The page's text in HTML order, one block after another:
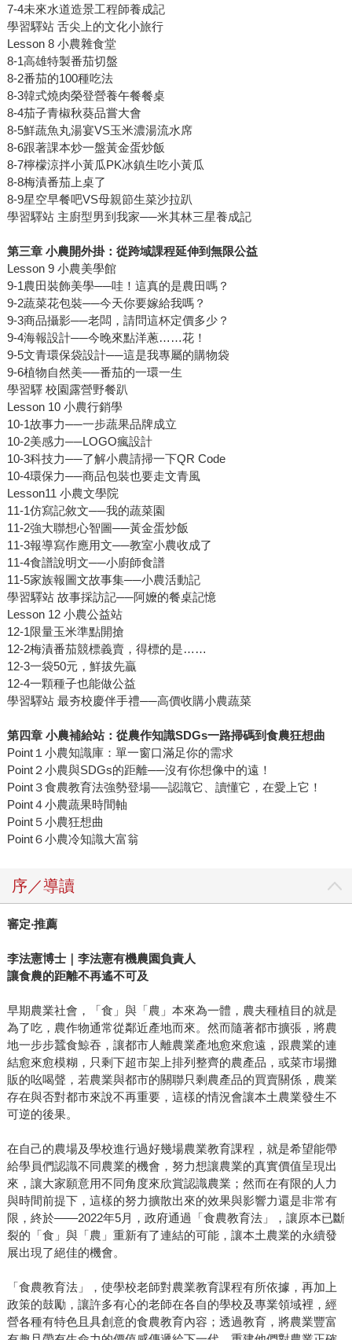
7-4未來水道造景工程師養成記
學習驛站 舌尖上的文化小旅行
Lesson 8 小農雜食堂
8-1高雄特製番茄切盤
8-2番茄的100種吃法
8-3韓式燒肉榮登營養午餐餐桌
8-4茄子青椒秋葵品嘗大會
8-5鮮蔬魚丸湯宴VS玉米濃湯流水席
8-6跟著課本炒一盤黃金蛋炒飯
8-7檸檬涼拌小黃瓜PK冰鎮生吃小黃瓜
8-8梅漬番茄上桌了
8-9星空早餐吧VS母親節生菜沙拉趴
學習驛站 主廚型男到我家──米其林三星養成記
第三章 小農開外掛：從跨域課程延伸到無限公益
Lesson 9 小農美學館
9-1農田裝飾美學──哇！這真的是農田嗎？
9-2蔬菜花包裝──今天你要嫁給我嗎？
9-3商品攝影──老闆，請問這杯定價多少？
9-4海報設計──今晚來點洋蔥……花！
9-5文青環保袋設計──這是我專屬的購物袋
9-6植物自然美──番茄的一環一生
學習驛 校園露營野餐趴
Lesson 10 小農行銷學
10-1故事力──一步蔬果品牌成立
10-2美感力──LOGO瘋設計
10-3科技力──了解小農請掃一下QR Code
10-4環保力──商品包裝也要走文青風
Lesson11 小農文學院
11-1仿寫記敘文──我的蔬菜園
11-2強大聯想心智圖──黃金蛋炒飯
11-3報導寫作應用文──教室小農收成了
11-4食譜說明文──小廚師食譜
11-5家族報圖文故事集──小農活動記
學習驛站 故事採訪記──阿嬤的餐桌記憶
Lesson 12 小農公益站
12-1限量玉米準點開搶
12-2梅漬番茄競標義賣，得標的是……
12-3一袋50元，鮮拔先贏
12-4一顆種子也能做公益
學習驛站 最夯校慶伴手禮──高價收購小農蔬菜
第四章 小農補給站：從農作知識SDGs一路掃碼到食農狂想曲
Point１小農知識庫：單一窗口滿足你的需求
Point２小農與SDGs的距離──沒有你想像中的遠！
Point３食農教育法強勢登場──認識它、讀懂它，在愛上它！
Point４小農蔬果時間軸
Point５小農狂想曲
Point６小農冷知識大富翁
序／導讀
審定‧推薦
李法憲博士｜李法憲有機農園負責人
讓食農的距離不再遙不可及
早期農業社會，「食」與「農」本來為一體，農夫種植目的就是
為了吃，農作物通常從鄰近產地而來。然而隨著都市擴張，將農
地一步步蠶食鯨吞，讓都市人離農業產地愈來愈遠，跟農業的連
結愈來愈模糊，只剩下超市架上排列整齊的農產品，或菜市場攤
販的吆喝聲，若農業與都市的關聯只剩農產品的買賣關係，農業
存在與否對都市來說不再重要，這樣的情況會讓本土農業發生不
可逆的後果。
在自己的農場及學校進行過好幾場農業教育課程，就是希望能帶
給學員們認識不同農業的機會，努力想讓農業的真實價值呈現出
來，讓大家願意用不同角度來欣賞認識農業；然而在有限的人力
與時間前提下，這樣的努力擴散出來的效果與影響力還是非常有
限，終於——2022年5月，政府通過「食農教育法」，讓原本已斷
裂的「食」與「農」重新有了連結的可能，讓本土農業的永續發
展出現了絕佳的機會。
「食農教育法」，使學校老師對農業教育課程有所依據，再加上
政策的鼓勵，讓許多有心的老師在各自的學校及專業領域裡，經
營各種有特色且具創意的食農教育內容；透過教育，將農業豐富